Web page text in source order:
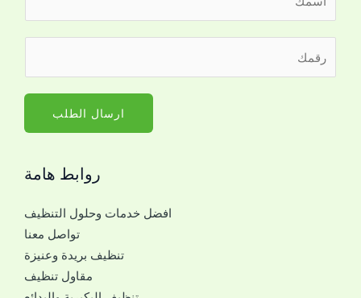
م
ارسال الطلب
روابط هامة
افضل خدمات وحلول التنظيف
تواصل معنا
تنظيف بريدة وعنيزة
مقاول تنظيف